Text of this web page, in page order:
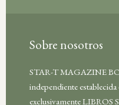
Sobre nosotros
STAR-T MAGAZINE
independiente
exclusivamente LIBROS